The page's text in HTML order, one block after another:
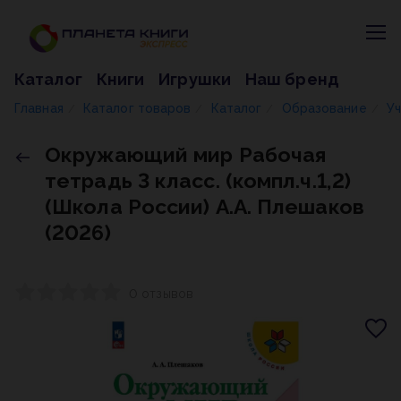
Каталог Книги Игрушки Наш бренд
Главная Каталог товаров Каталог Образование
Окружающий мир Рабочая
тетрадь 3 класс. (компл.ч.1,2)
(Школа России) А.А. Плешаков
(2026)